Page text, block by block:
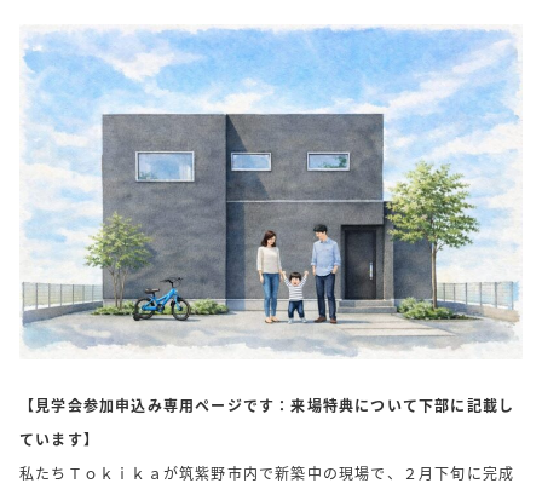
【見学会参加申込み専用ページです：来場特典について下部に記載し
ています】
私たちＴｏｋｉｋａが筑紫野市内で新築中の現場で、２月下旬に完成